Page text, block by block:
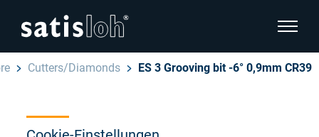
Deutsch
Seitennavigation verbergen
English
Cutters/Diamonds ES 3 Grooving bit -6° 0,9mm CR39